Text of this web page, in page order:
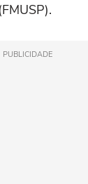
PUBLICIDADE